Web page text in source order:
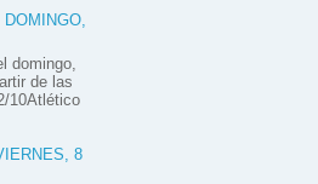
domingo,
de las
10Atlético
8